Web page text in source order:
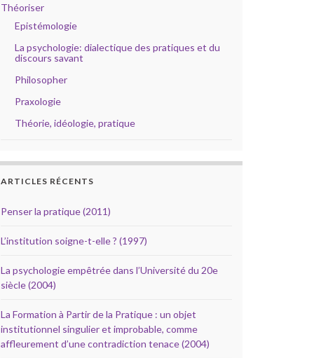
Théoriser
Epistémologie
La psychologie: dialectique des pratiques et du
discours savant
Philosopher
Praxologie
Théorie, idéologie, pratique
ARTICLES RÉCENTS
Penser la pratique (2011)
L’institution soigne-t-elle ? (1997)
La psychologie empêtrée dans l’Université du 20e
siècle (2004)
La Formation à Partir de la Pratique : un objet
institutionnel singulier et improbable, comme
affleurement d’une contradiction tenace (2004)